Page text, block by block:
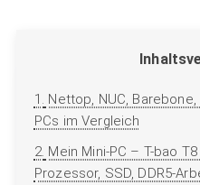
1. Nettop, NUC,
PCs im Vergleich
2. Mein Mini-PC – T-bao
Prozessor, SSD, DDR5-